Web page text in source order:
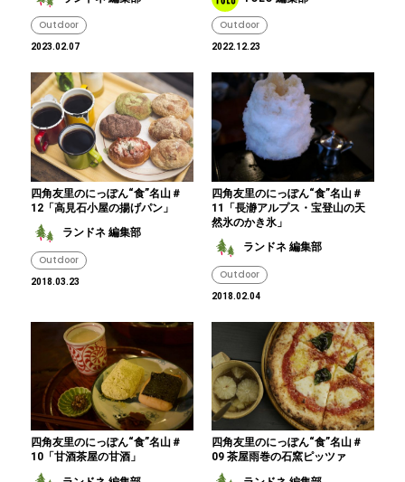
Outdoor
2023.02.07
Outdoor
2022.12.23
四角友里のにっぽん“食”名山＃
12「高見石小屋の揚げパン」
ランドネ 編集部
Outdoor
2018.03.23
四角友里のにっぽん“食”名山＃
11「長瀞アルプス・宝登山の天
然氷のかき氷」
ランドネ 編集部
Outdoor
2018.02.04
四角友里のにっぽん“食”名山＃
10「甘酒茶屋の甘酒」
四角友里のにっぽん“食”名山＃
09 茶屋雨巻の石窯ピッツァ